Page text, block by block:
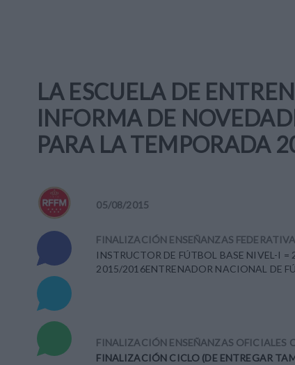
LA ESCUELA DE
INFORMA DE
PARA LA TEMPORADA
05/08/2015
FINALIZACIÓN ENSEÑANZAS
INSTRUCTOR DE FÚTBOL BASE NIVEL-I
2015/2016ENTRENADOR NACIONAL DE
FINALIZACIÓN ENSEÑANZAS OFICIALES
FINALIZACIÓN CICLO (DE ENTREGAR